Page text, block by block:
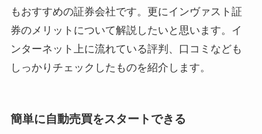
もおすすめの証券会社です。更にインヴァスト証
券のメリットについて解説したいと思います。イ
ンターネット上に流れている評判、口コミなども
しっかりチェックしたものを紹介します。
簡単に自動売買をスタートできる